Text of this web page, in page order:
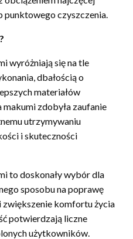
punktowego czyszczenia.
wyróżniają się na tle
dbałością o
materiałów
zdobyła zaufanie
utrzymywaniu
i skuteczności
to doskonały wybór dla
sposobu na poprawę
zwiększenie komfortu życia
potwierdzają liczne
użytkowników.